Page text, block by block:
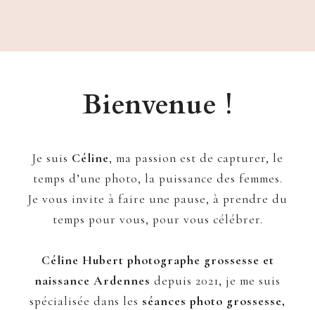
Bienvenue !
Je suis Céline, ma passion est de capturer, le
temps d’une photo, la puissance des femmes.
Je vous invite à faire une pause, à prendre du
temps pour vous, pour vous célébrer.
Céline Hubert photographe grossesse et
naissance Ardennes depuis 2021, je me suis
spécialisée dans les séances photo grossesse,